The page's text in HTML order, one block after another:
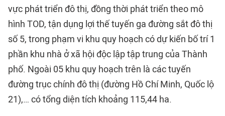
vực phát triển đô thị, đồng thời phát triển theo mô
hình TOD, tận dụng lợi thế tuyến ga đường sắt đô thị
số 5, trong phạm vi khu quy hoạch có dự kiến bố trí 1
phần khu nhà ở xã hội độc lập tập trung của Thành
phố. Ngoài 05 khu quy hoạch trên là các tuyến
đường trục chính đô thị (đường Hồ Chí Minh, Quốc lộ
21),… có tổng diện tích khoảng 115,44 ha.